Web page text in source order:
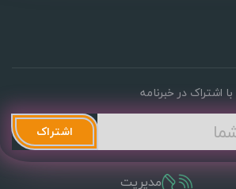
اشتراک در خبرنامه
اشتراک
مدیریت